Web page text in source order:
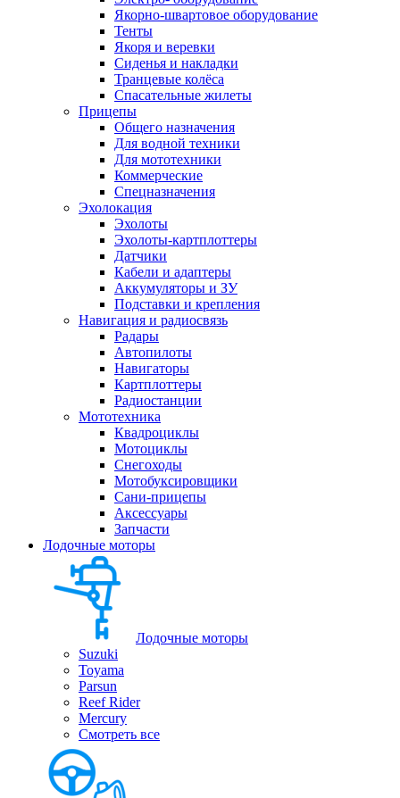
Якорно-швартовое оборудование
Тенты
Якоря и веревки
Сиденья и накладки
Транцевые колёса
Спасательные жилеты
Прицепы
Общего назначения
Для водной техники
Для мототехники
Коммерческие
Спецназначения
Эхолокация
Эхолоты
Эхолоты-картплоттеры
Датчики
Кабели и адаптеры
Аккумуляторы и ЗУ
Подставки и крепления
Навигация и радиосвязь
Радары
Автопилоты
Навигаторы
Картплоттеры
Радиостанции
Мототехника
Квадроциклы
Мотоциклы
Снегоходы
Мотобуксировщики
Сани-прицепы
Аксессуары
Запчасти
Лодочные моторы
Лодочные моторы
Suzuki
Toyama
Parsun
Reef Rider
Mercury
Смотреть все